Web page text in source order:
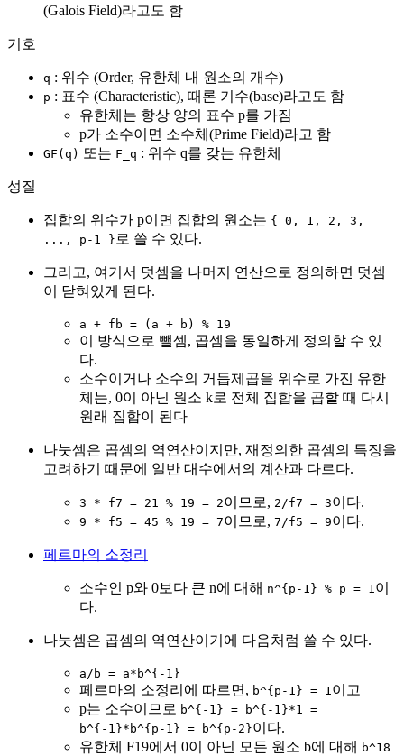
(Galois Field)라고도 함
기호
q : 위수 (Order, 유한체 내 원소의 개수)
p : 표수 (Characteristic), 때론 기수(base)라고도 함
유한체는 항상 양의 표수 p를 가짐
p가 소수이면 소수체(Prime Field)라고 함
GF(q) 또는 F_q : 위수 q를 갖는 유한체
성질
집합의 위수가 p이면 집합의 원소는 { 0, 1, 2, 3,
..., p-1 } 로 쓸 수 있다.
그리고, 여기서 덧셈을 나머지 연산으로 정의하면 덧셈
이 닫혀있게 된다.
a + fb = (a + b) % 19
이 방식으로 뺄셈, 곱셈을 동일하게 정의할 수 있
다.
소수이거나 소수의 거듭제곱을 위수로 가진 유한
체는, 0이 아닌 원소 k로 전체 집합을 곱할 때 다시
원래 집합이 된다
나눗셈은 곱셈의 역연산이지만, 재정의한 곱셈의 특징을
고려하기 때문에 일반 대수에서의 계산과 다르다.
3 * f7 = 21 % 19 = 2이므로, 2/f7 = 3이다.
9 * f5 = 45 % 19 = 7이므로, 7/f5 = 9이다.
페르마의 소정리
소수인 p와 0보다 큰 n에 대해 n^{p-1} % p = 1 이
다.
나눗셈은 곱셈의 역연산이기에 다음처럼 쓸 수 있다.
a/b = a*b^{-1}
페르마의 소정리에 따르면, b^{p-1} = 1 이고
p는 소수이므로 b^{-1} = b^{-1}*1 =
b^{-1}*b^{p-1} = b^{p-2}이다.
유한체 F19에서 0이 아닌 모든 원소 b에 대해 b^18